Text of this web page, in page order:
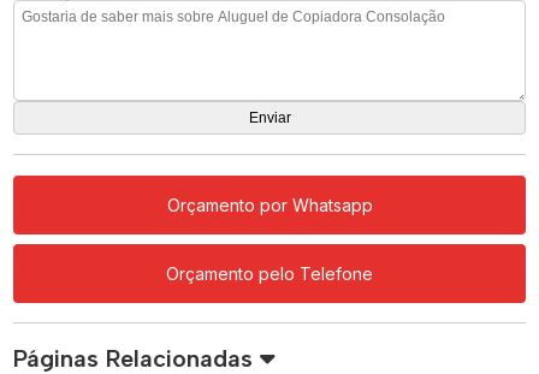
Orçamento por Whatsapp
Orçamento pelo Telefone
Páginas Relacionadas